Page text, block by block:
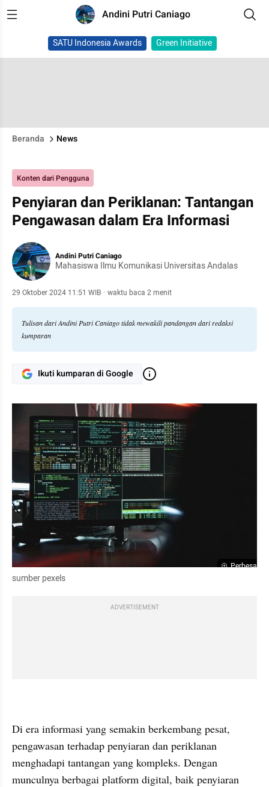
Andini Putri Caniago
SATU Indonesia Awards Green Initiative
Beranda News
Konten dari Pengguna
Penyiaran dan Periklanan: Tantangan
Pengawasan dalam Era Informasi
Andini Putri Caniago
Mahasiswa Ilmu Komunikasi Universitas Andalas
29 Oktober 2024 11:51 WIB · waktu baca 2 menit
Tulisan dari Andini Putri Caniago tidak mewakili pandangan dari redaksi
kumparan
Ikuti kumparan di Google
Perbesar
sumber pexels
ADVERTISEMENT
Di era informasi yang semakin berkembang pesat,
pengawasan terhadap penyiaran dan periklanan
menghadapi tantangan yang kompleks. Dengan
munculnya berbagai platform digital, baik penyiaran